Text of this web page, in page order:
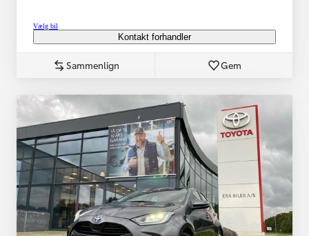
Vælg bil
Kontakt forhandler
Sammenlign Gem